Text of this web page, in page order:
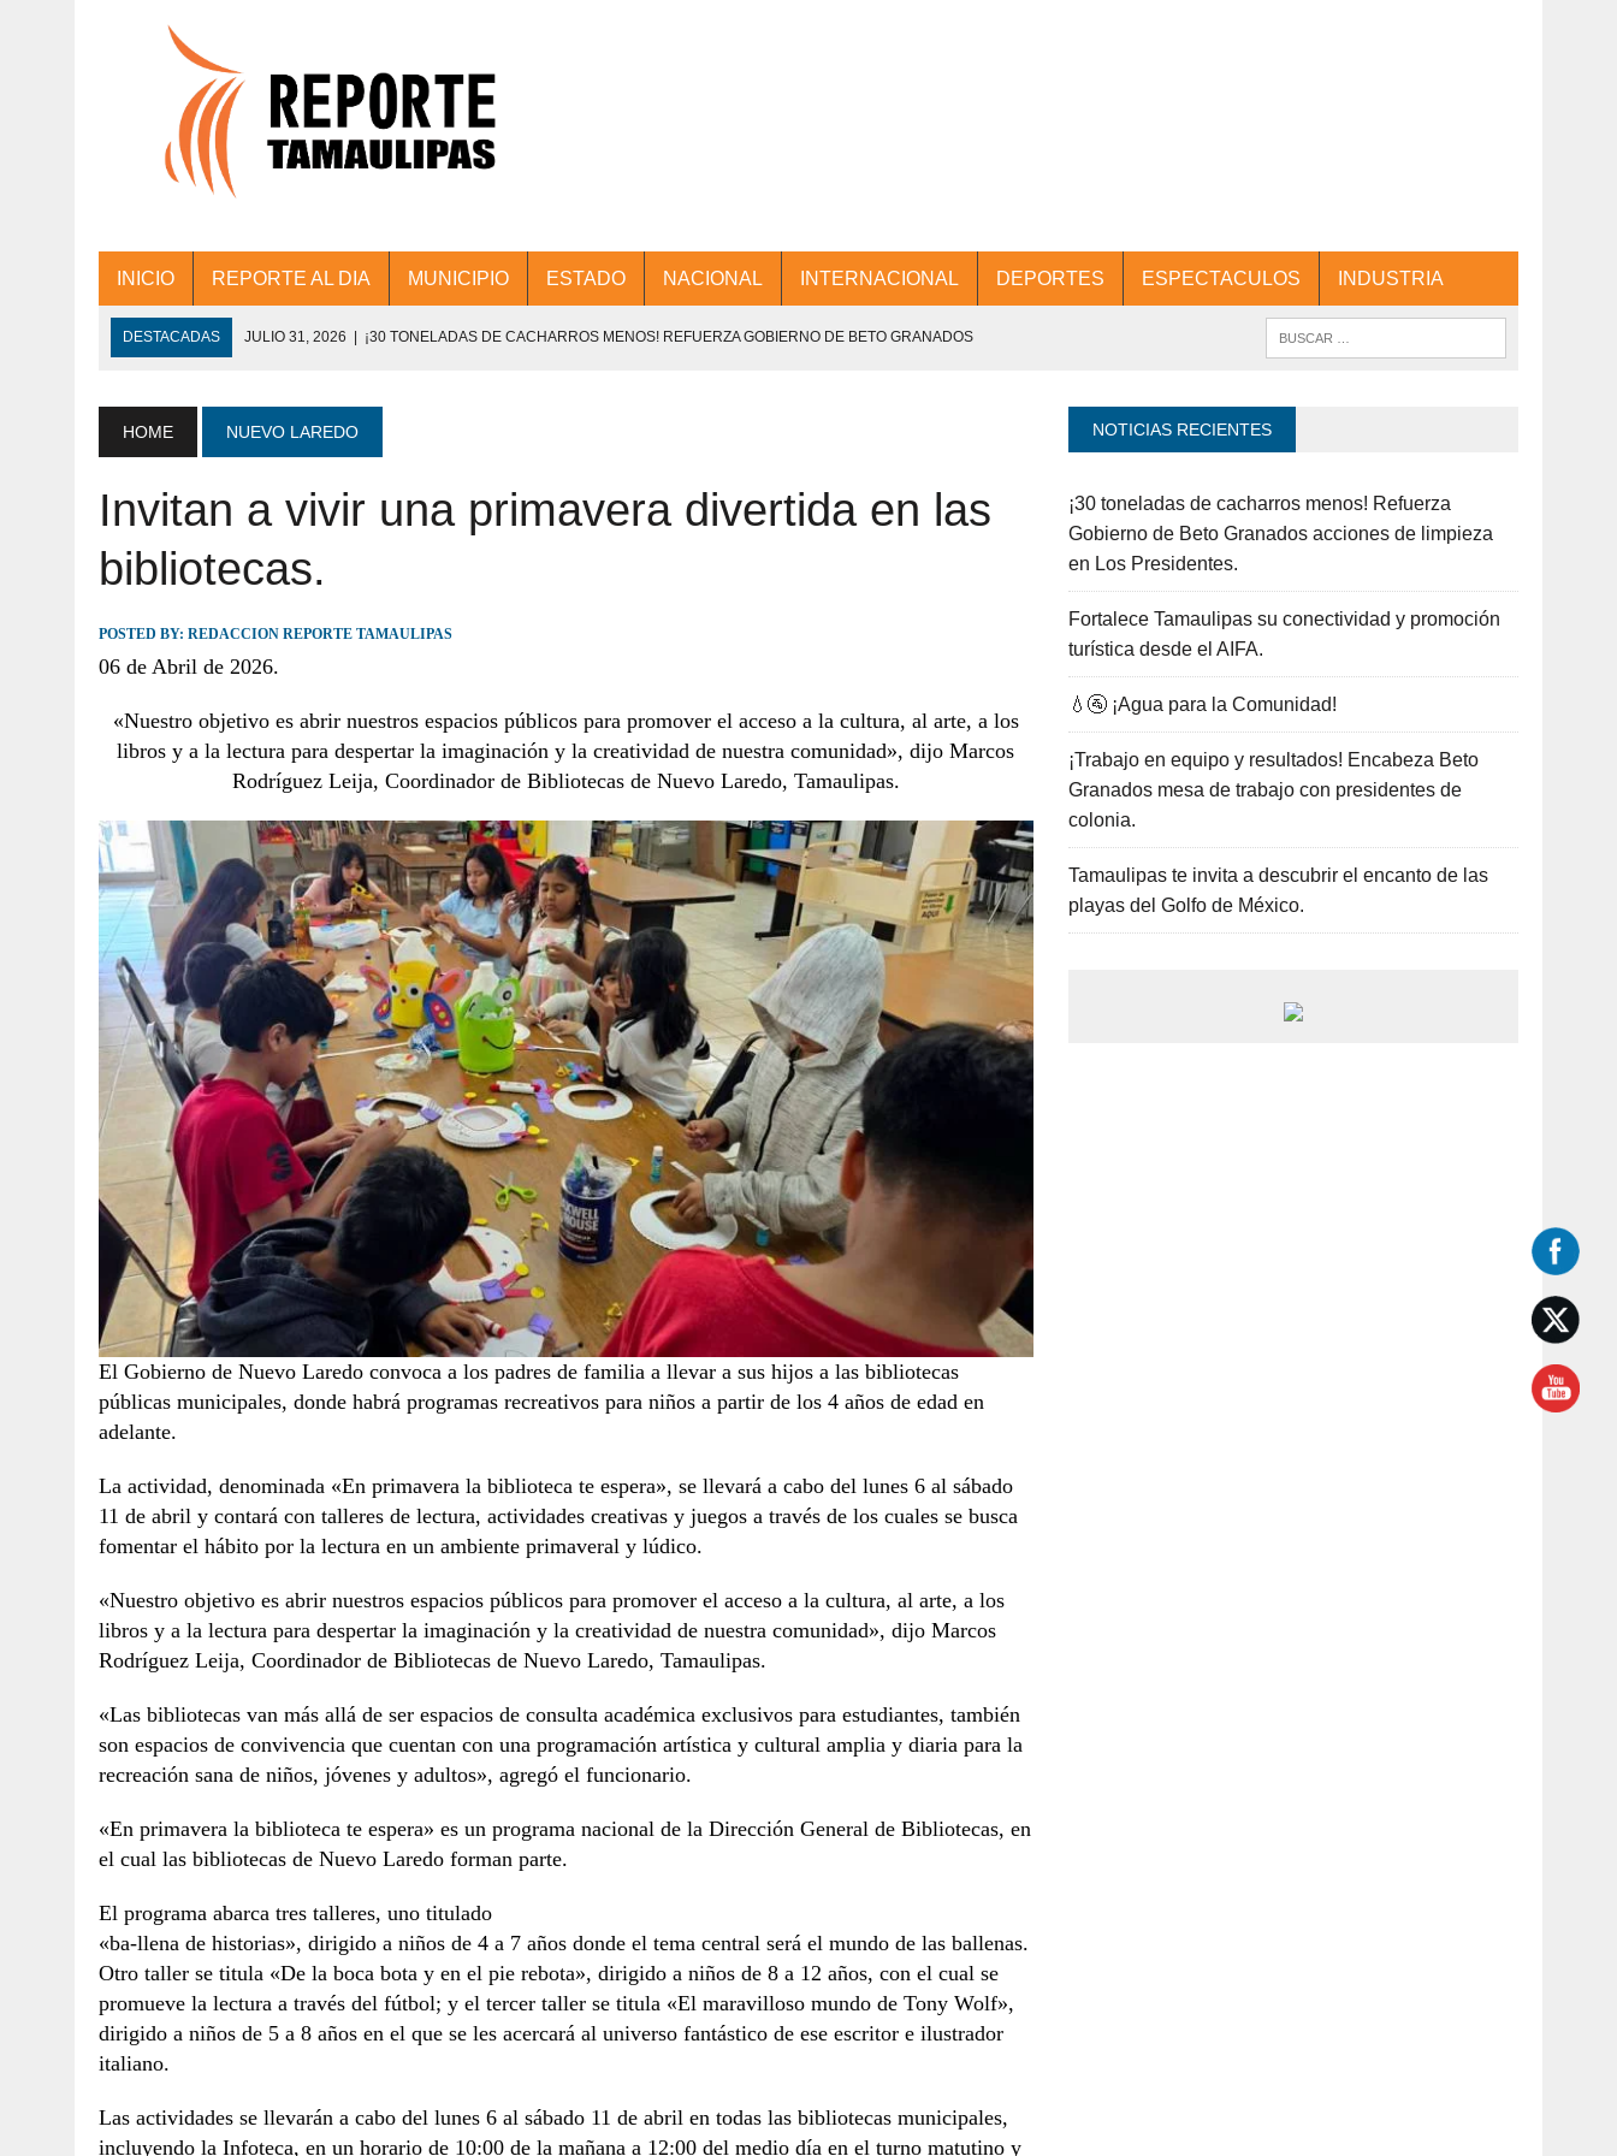
INICIO REPORTE AL DIA MUNICIPIO ESTADO NACIONAL INTERNACIONAL DEPORTES ESPECTACULOS INDUSTRIA
DESTACADAS JULIO 31, 2026 | ¡30 TONELADAS DE CACHARROS MENOS! REFUERZA GOBIERNO DE BETO GRANADOS
JULIO 30, 2026 | 💧🚰 ¡AGUA PARA LA COMUNIDAD!
JULIO 30, 2026 ¡TRABAJO EN EQUIPO Y RESULTADOS! ENCABEZA BETO GRANADOS MESA DE TRABAJO CON PRESIDENTES
JULIO 30, 2026 | TAMAULIPAS TE INVITA A DESCUBRIR EL ENCANTO DE LAS PLAYAS DEL GOLFO DE MÉXICO.
HOME NUEVO LAREDO
Invitan a vivir una primavera divertida en las
bibliotecas.
POSTED BY: REDACCION REPORTE TAMAULIPAS
06 de Abril de 2026.
«Nuestro objetivo es abrir nuestros espacios públicos para promover el acceso a la cultura, al arte, a los
libros y a la lectura para despertar la imaginación y la creatividad de nuestra comunidad», dijo Marcos
Rodríguez Leija, Coordinador de Bibliotecas de Nuevo Laredo, Tamaulipas.
El Gobierno de Nuevo Laredo convoca a los padres de familia a llevar a sus hijos a las bibliotecas
públicas municipales, donde habrá programas recreativos para niños a partir de los 4 años de edad en
adelante.
La actividad, denominada «En primavera la biblioteca te espera», se llevará a cabo del lunes 6 al sábado
11 de abril y contará con talleres de lectura, actividades creativas y juegos a través de los cuales se busca
fomentar el hábito por la lectura en un ambiente primaveral y lúdico.
«Nuestro objetivo es abrir nuestros espacios públicos para promover el acceso a la cultura, al arte, a los
libros y a la lectura para despertar la imaginación y la creatividad de nuestra comunidad», dijo Marcos
Rodríguez Leija, Coordinador de Bibliotecas de Nuevo Laredo, Tamaulipas.
«Las bibliotecas van más allá de ser espacios de consulta académica exclusivos para estudiantes, también
son espacios de convivencia que cuentan con una programación artística y cultural amplia y diaria para la
recreación sana de niños, jóvenes y adultos», agregó el funcionario.
«En primavera la biblioteca te espera» es un programa nacional de la Dirección General de Bibliotecas, en
el cual las bibliotecas de Nuevo Laredo forman parte.
El programa abarca tres talleres, uno titulado
«ba-llena de historias», dirigido a niños de 4 a 7 años donde el tema central será el mundo de las ballenas.
Otro taller se titula «De la boca bota y en el pie rebota», dirigido a niños de 8 a 12 años, con el cual se
promueve la lectura a través del fútbol; y el tercer taller se titula «El maravilloso mundo de Tony Wolf»,
dirigido a niños de 5 a 8 años en el que se les acercará al universo fantástico de ese escritor e ilustrador
italiano.
Las actividades se llevarán a cabo del lunes 6 al sábado 11 de abril en todas las bibliotecas municipales,
incluyendo la Infoteca, en un horario de 10:00 de la mañana a 12:00 del medio día en el turno matutino y
NOTICIAS RECIENTES
¡30 toneladas de cacharros menos! Refuerza
Gobierno de Beto Granados acciones de limpieza
en Los Presidentes.
Fortalece Tamaulipas su conectividad y promoción
turística desde el AIFA.
💧🚰 ¡Agua para la Comunidad!
¡Trabajo en equipo y resultados! Encabeza Beto
Granados mesa de trabajo con presidentes de
colonia.
Tamaulipas te invita a descubrir el encanto de las
playas del Golfo de México.